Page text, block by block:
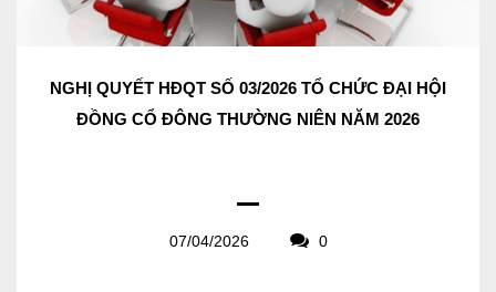
NGHỊ QUYẾT HĐQT SỐ 03/2026 TỔ CHỨC ĐẠI HỘI
ĐỒNG CỔ ĐÔNG THƯỜNG NIÊN NĂM 2026
07/04/2026 0